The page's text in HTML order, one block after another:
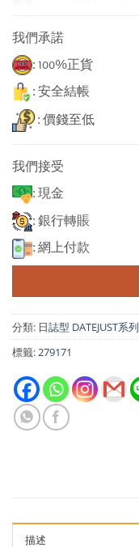
我們承諾
: 100%正貨
: 安全結帳
: 價錢至低
我們接受
: 現金
: 銀行轉賬
: 網上付款
分類: 日誌型 DATEJUST系列
標籤:279171
描述